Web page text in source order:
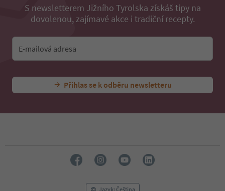
S newsletterem Jižního Tyrolska získáš tipy na
dovolenou, zajímavé akce i tradiční recepty.
E-mailová adresa
Přihlas se k odběru newsletteru
Jazyk: Čeština